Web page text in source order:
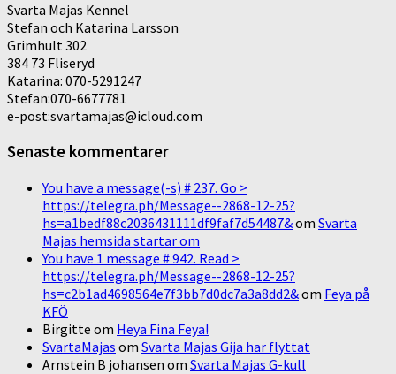
Svarta Majas Kennel
Stefan och Katarina Larsson
Grimhult 302
384 73 Fliseryd
Katarina: 070-5291247
Stefan:070-6677781
e-post:svartamajas@icloud.com
Senaste kommentarer
You have a message(-s) # 237. Go >
https://telegra.ph/Message--2868-12-25?
hs=a1bedf88c2036431111df9faf7d54487&om Svarta
Majas hemsida startar om
You have 1 message # 942. Read >
https://telegra.ph/Message--2868-12-25?
hs=c2b1ad4698564e7f3bb7d0dc7a3a8dd2&om Feya på
KFÖ
Birgitte om Heya Fina Feya!
SvartaMajas om Svarta Majas Gija har flyttat
Arnstein B johansen om Svarta Majas G-kull